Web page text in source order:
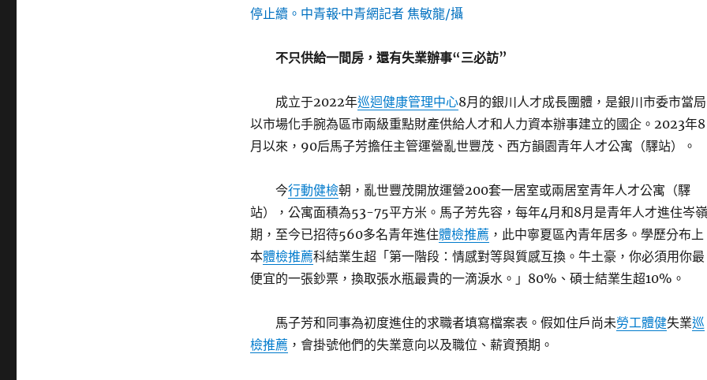
停止續。中青報·中青網記者 焦敏龍/攝
不只供給一間房，還有失業辦事“三必訪”
成立于2022年巡迴健康管理中心8月的銀川人才成長團體，是銀川市委市當局
以市場化手腕為區市兩級重點財產供給人才和人力資本辦事建立的國企。2023年8
月以來，90后馬子芳擔任主管運營亂世豐茂、西方韻園青年人才公寓（驛站）。
今行動健檢朝，亂世豐茂開放運營200套一居室或兩居室青年人才公寓（驛
站），公寓面積為53-75平方米。馬子芳先容，每年4月和8月是青年人才進住岑嶺
期，至今已招待560多名青年進住體檢推薦 ，此中寧夏區內青年居多。學歷分布上
本體檢推薦科結業生超「第一階段：情感對等與質感互換。牛土豪，你必須用你最
便宜的一張鈔票，換取張水瓶最貴的一滴淚水。」80%、碩士結業生超10%。
馬子芳和同事為初度進住的求職者填寫檔案表。假如住戶尚未勞工體健失業巡
檢推薦 ，會掛號他們的失業意向以及職位、薪資預期。